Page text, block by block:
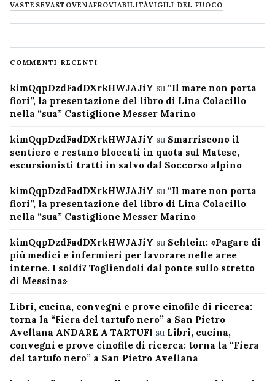
VASTESEVASTOVENAFROVIABILITÀVIGILI DEL FUOCO
COMMENTI RECENTI
kimQqpDzdFadDXrkHWJAJiY su “Il mare non porta
fiori”, la presentazione del libro di Lina Colacillo
nella “sua” Castiglione Messer Marino
kimQqpDzdFadDXrkHWJAJiY su Smarriscono il
sentiero e restano bloccati in quota sul Matese,
escursionisti tratti in salvo dal Soccorso alpino
kimQqpDzdFadDXrkHWJAJiY su “Il mare non porta
fiori”, la presentazione del libro di Lina Colacillo
nella “sua” Castiglione Messer Marino
kimQqpDzdFadDXrkHWJAJiY su Schlein: «Pagare di
più medici e infermieri per lavorare nelle aree
interne. I soldi? Togliendoli dal ponte sullo stretto
di Messina»
Libri, cucina, convegni e prove cinofile di ricerca:
torna la “Fiera del tartufo nero” a San Pietro
Avellana ANDARE A TARTUFI su Libri, cucina,
convegni e prove cinofile di ricerca: torna la “Fiera
del tartufo nero” a San Pietro Avellana